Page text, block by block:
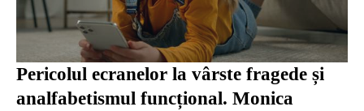
Pericolul ecranelor la vârste fragede și
analfabetismul funcțional. Monica